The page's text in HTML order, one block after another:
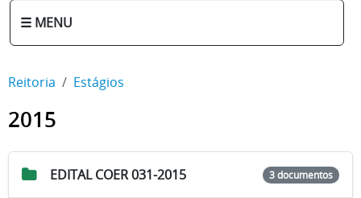
☰ MENU
Reitoria Estágios
2015
EDITAL COER 031-2015 3 documentos